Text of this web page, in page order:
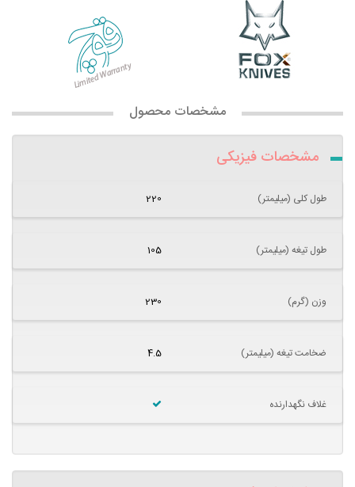
مشخصات محصول
مشخصات فیزیکی
طول کلی (میلیمتر) 220
طول تیغه (میلیمتر) 105
وزن (گرم) 230
ضخامت تیغه (میلیمتر) 4.5
غلاف نگهدارنده